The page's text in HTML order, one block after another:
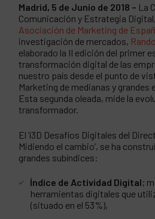
Madrid, 5 de Junio de 2018 – La
Comunicación y Estrategia Digital,
Asociación de Marketing de
investigación de mercados,
elaborado la II edición del primer
transformación digital de las
nuestro país desde el punto de
Marketing de medianas y grandes
Esta segunda oleada, mide la
transformador.
El ‘í3D Desafíos Digitales del
Midiendo el cambio’, se ha
grandes subíndices:
Índice de Actividad Digital;
herramientas digitales que
(situado en el 53%),